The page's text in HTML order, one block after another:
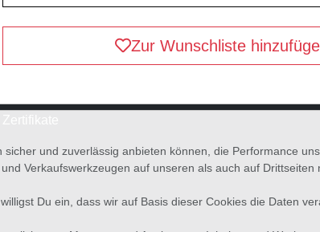
Zur Wunschliste
und zuverlässig anbieten können, die Performance
Verkaufswerkzeugen auf unseren als auch auf Drittseiten
Du ein, dass wir auf Basis dieser Cookies die Daten